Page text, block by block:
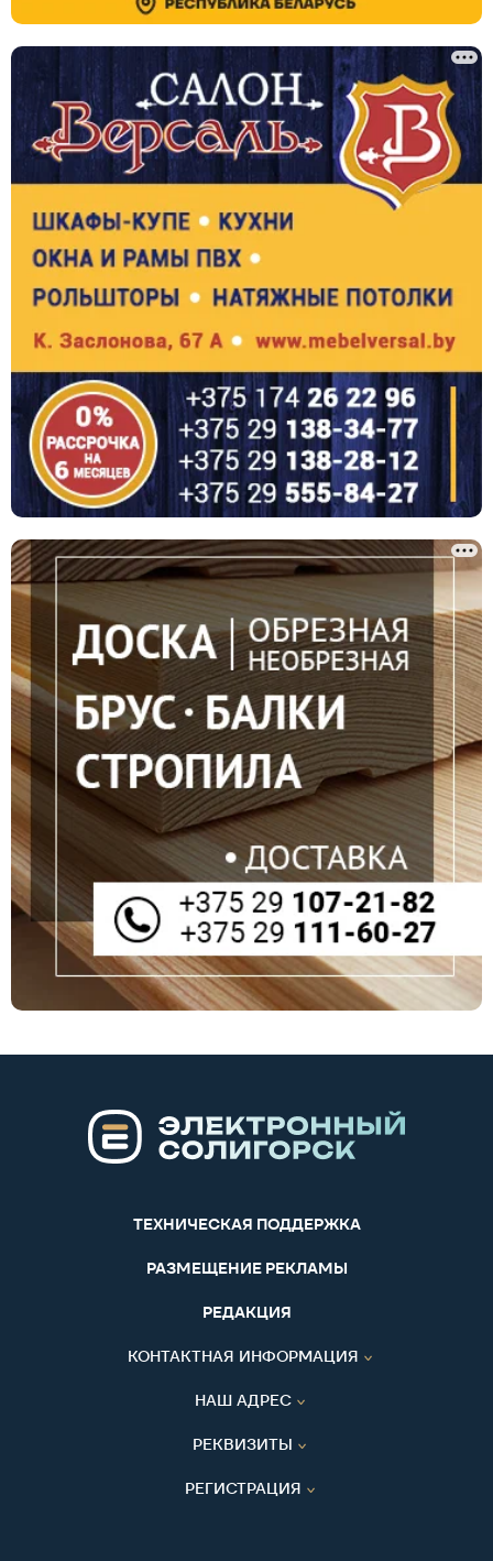
ТЕХНИЧЕСКАЯ ПОДДЕРЖКА
РАЗМЕЩЕНИЕ РЕКЛАМЫ
РЕДАКЦИЯ
КОНТАКТНАЯ ИНФОРМАЦИЯ
НАШ АДРЕС
РЕКВИЗИТЫ
РЕГИСТРАЦИЯ